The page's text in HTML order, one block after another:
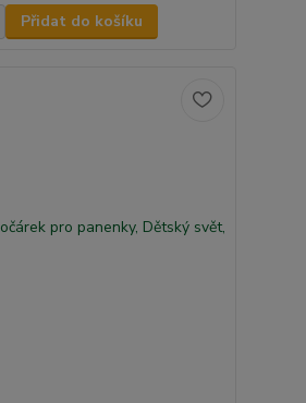
Přidat do košíku